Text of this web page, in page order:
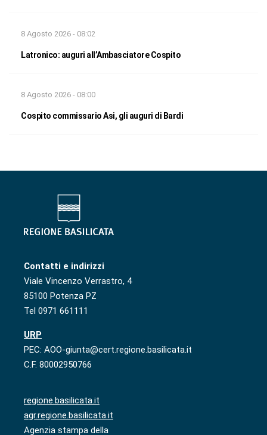
8 Agosto 2026 - 08:02
Latronico: auguri all’Ambasciatore Cospito
8 Agosto 2026 - 08:00
Cospito commissario Asi, gli auguri di Bardi
Contatti e indirizzi
Viale Vincenzo Verrastro, 4
85100 Potenza PZ
Tel 0971 661111
URP
PEC: AOO-giunta@cert.regione.basilicata.it
C.F. 80002950766
regione.basilicata.it
agr.regione.basilicata.it
Agenzia stampa della